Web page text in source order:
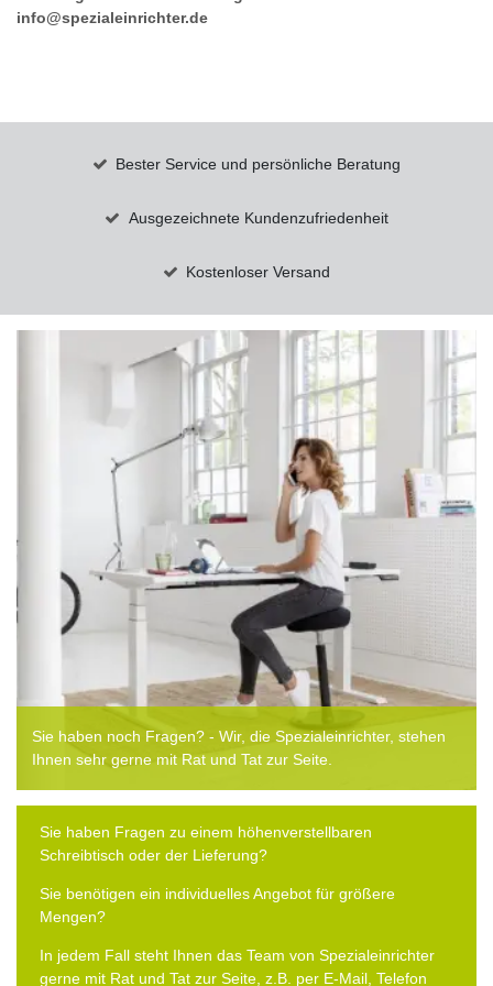
info@spezialeinrichter.de
Bester Service und persönliche Beratung
Ausgezeichnete Kundenzufriedenheit
Kostenloser Versand
Sie haben noch Fragen? - Wir, die Spezialeinrichter, stehen
Ihnen sehr gerne mit Rat und Tat zur Seite.
Sie haben Fragen zu einem höhenverstellbaren
Schreibtisch oder der Lieferung?
Sie benötigen ein individuelles Angebot für größere
Mengen?
In jedem Fall steht Ihnen das Team von Spezialeinrichter
gerne mit Rat und Tat zur Seite, z.B. per E-Mail, Telefon